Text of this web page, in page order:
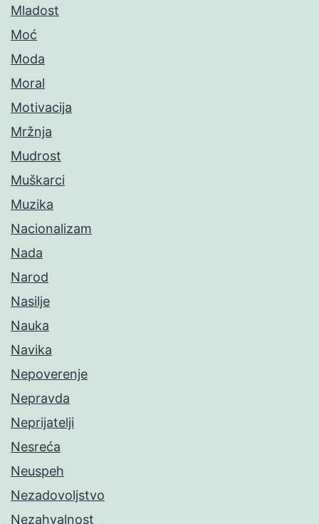
Mladost
Moć
Moda
Moral
Motivacija
Mržnja
Mudrost
Muškarci
Muzika
Nacionalizam
Nada
Narod
Nasilje
Nauka
Navika
Nepoverenje
Nepravda
Neprijatelji
Nesreća
Neuspeh
Nezadovoljstvo
Nezahvalnost